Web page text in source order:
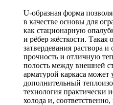
U-образная форма
в качестве основы для
как стационарную
и рёбер жёсткости. Такая
затвердевания раствора
прочность и отличную
полость между внешней
арматурой каркаса может
дополнительный
технология практически
холода и,